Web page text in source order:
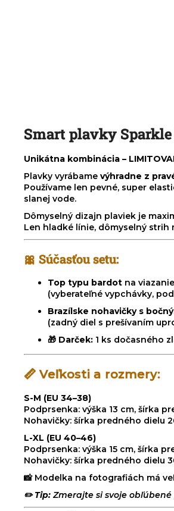
Smart plavky
Unikátna kombinácia –
Plavky vyrábame výhradne z
Používame len pevné, super
slanej vode.
Dômyselný dizajn plaviek je
Len hladké línie, dômyselný
🎀 Súčasťou setu:
Top typu bardot na
(vyberateľné vypchávky,
Brazílske nohavičky s
(zadný diel s prešívaním
🎁 Darček: 1 ks dočasného
📏 Veľkosti a rozmery:
S-M (EU 34–38)
Podprsenka: výška 13 cm, šírka
Nohavičky: šírka predného dielu
L-XL (EU 40–46)
Podprsenka: výška 15 cm, šírka
Nohavičky: šírka predného dielu
📸 Modelka na fotografiách má
✏️Tip:Zmerajte si svoje